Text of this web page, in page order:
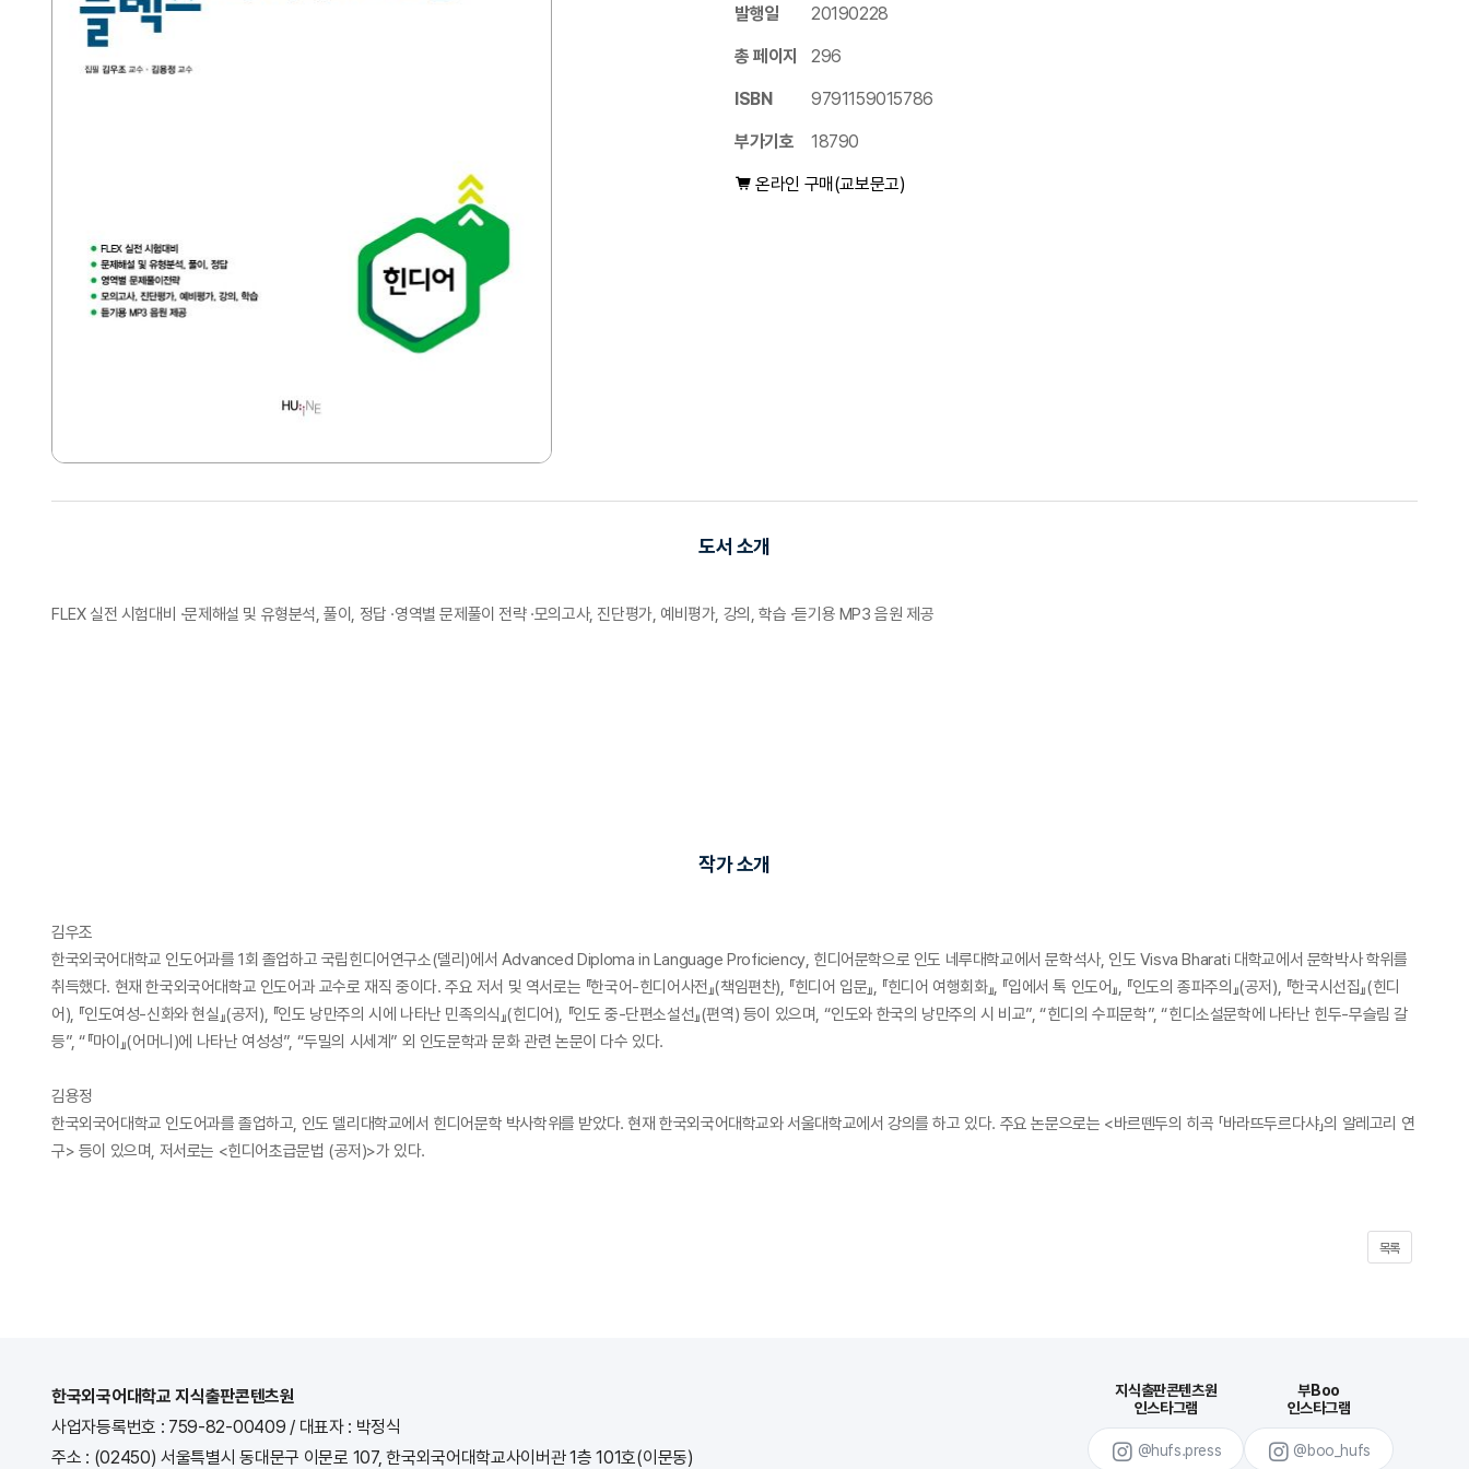
발행일 20190228
총 페이지 296
ISBN 9791159015786
부가기호 18790
온라인 구매(교보문고)
도서 소개
FLEX 실전 시험대비 ·문제해설 및 유형분석, 풀이, 정답 ·영역별 문제풀이 전략 ·모의고사, 진단평가, 예비평가, 강의, 학습 ·듣기용 MP3 음원 제공
작가 소개
김우조
한국외국어대학교 인도어과를 1회 졸업하고 국립힌디어연구소(델리)에서 Advanced Diploma in Language Proficiency, 힌디어문학으로 인도 네루대학교에서 문학석사, 인도 Visva Bharati 대학교에서 문학박사 학위를
취득했다. 현재 한국외국어대학교 인도어과 교수로 재직 중이다. 주요 저서 및 역서로는 『한국어-힌디어사전』(책임편찬), 『힌디어 입문』, 『힌디어 여행회화』, 『입에서 톡 인도어』, 『인도의 종파주의』(공저), 『한국시선집』(힌디
어), 『인도여성-신화와 현실』(공저), 『인도 낭만주의 시에 나타난 민족의식』(힌디어), 『인도 중-단편소설선』(편역) 등이 있으며, “인도와 한국의 낭만주의 시 비교”, “힌디의 수피문학”, “힌디소설문학에 나타난 힌두-무슬림 갈
등”, “『마이』(어머니)에 나타난 여성성”, “두밀의 시세계” 외 인도문학과 문화 관련 논문이 다수 있다.
김용정
한국외국어대학교 인도어과를 졸업하고, 인도 델리대학교에서 힌디어문학 박사학위를 받았다. 현재 한국외국어대학교와 서울대학교에서 강의를 하고 있다. 주요 논문으로는 <바르뗀두의 히곡 「바라뜨두르다샤」의 알레고리 연
구> 등이 있으며, 저서로는 <힌디어초급문법 (공저)>가 있다.
목록
지식출판콘텐츠원
인스타그램
@hufs.press
부Boo
인스타그램
@boo_hufs
한국외국어대학교 지식출판콘텐츠원
사업자등록번호 : 759-82-00409/ 대표자 : 박정식
주소 : (02450) 서울특별시 동대문구 이문로 107, 한국외국어대학교사이버관 1층 101호(이문동)